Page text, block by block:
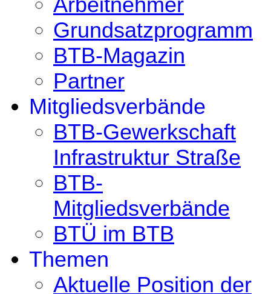
Grundsatzprogramm
BTB-Magazin
Partner
Mitgliedsverbände
BTB-Gewerkschaft
Infrastruktur Straße
BTB-
Mitgliedsverbände
BTÜ im BTB
Themen
Aktuelle Position der